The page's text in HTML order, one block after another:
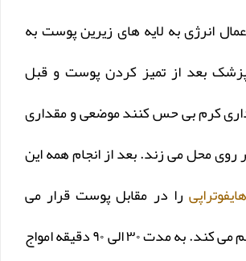
انرژی به لایه های زیرین پوست به
بعد از تمیز کردن پوست و قبل
کرم بی حس کنند موضعی و مقداری
روی محل می زند. بعد از انجام همه این
هایفوتراپی را در مقابل پوست قرار می
دهد و آن را تنظیم می کند. به مدت ۳۰ الی ۹۰ دقیقه امواج